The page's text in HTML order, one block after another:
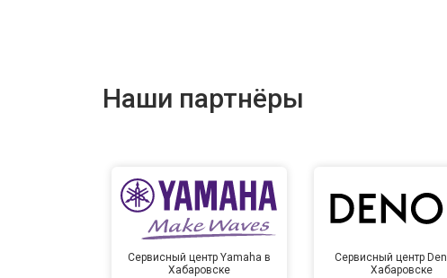
Наши партнёры
Сервисный центр Yamaha в
Хабаровске
Сервисный центр
Хабаровске